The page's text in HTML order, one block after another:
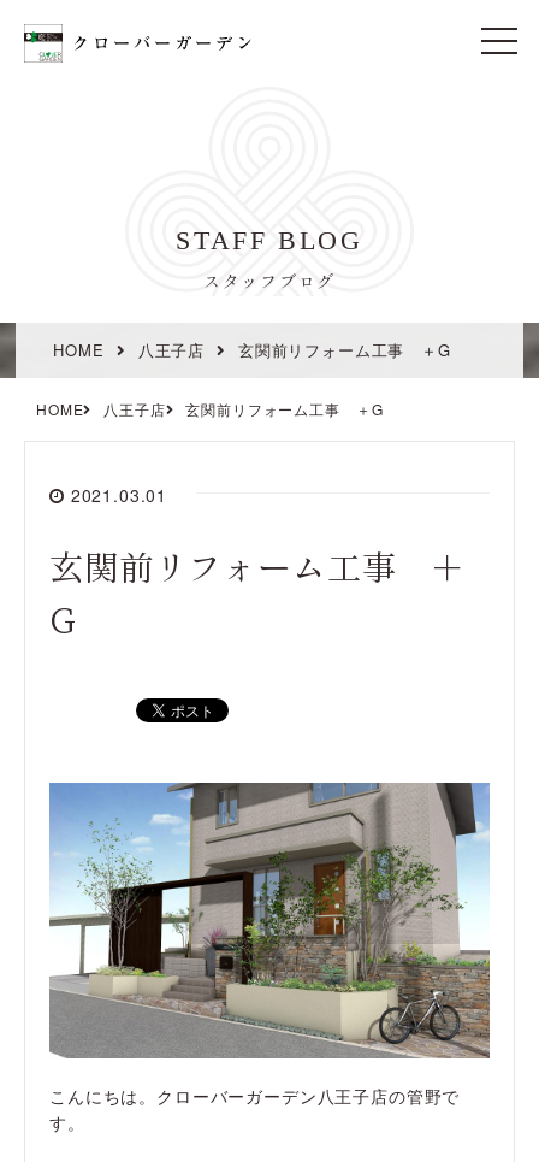
t
STAFF BLOG
スタッフブログ
HOME 八王子店 玄関前リフォーム工事 ＋G
HOME 八王子店 玄関前リフォーム工事 ＋G
2021.03.01
玄関前リフォーム工事 ＋
G
こんにちは。クローバーガーデン八王子店の管野で
す。